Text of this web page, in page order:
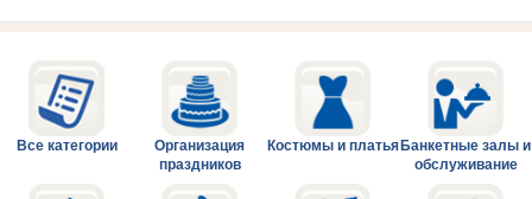
Все категории
Организация
праздников
Костюмы и платья Банкетные залы и
обслуживание